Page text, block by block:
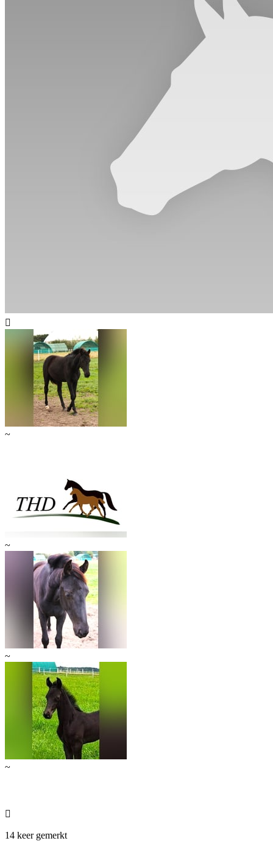

~
~
~
~

14 keer gemerkt